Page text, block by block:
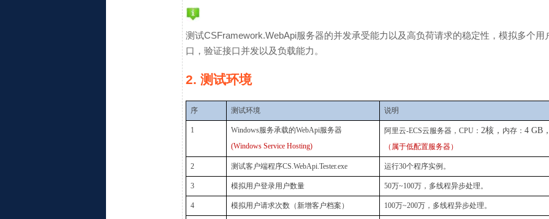
测试CSFramework.WebApi服务器的并发承受能力以及高负荷请求的稳定性，模拟多个用
口，验证接口并发以及负载能力。
2. 测试环境
序 测试环境 说明
1 Windows服务承载的WebApi服务器
(Windows Service Hosting)
阿里云-ECS云服务器， CPU： 2核， 内存： 4 GB
（属于低配置服务器）
2 测试客户端程序CS.WebApi.Tester.exe 运行30个程序实例。
3 模拟用户登录用户数量 50万~100万，多线程异步处理。
4 模拟用户请求次数（新增客户档案） 100万~200万，多线程异步处理。